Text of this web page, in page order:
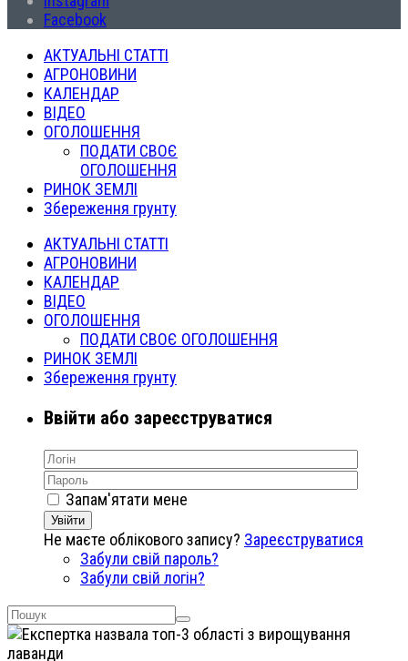
Facebook
АКТУАЛЬНІ СТАТТІ
АГРОНОВИНИ
КАЛЕНДАР
ВІДЕО
ОГОЛОШЕННЯ
ПОДАТИ СВОЄ
ОГОЛОШЕННЯ
РИНОК ЗЕМЛІ
Збереження грунту
АКТУАЛЬНІ СТАТТІ
АГРОНОВИНИ
КАЛЕНДАР
ВІДЕО
ОГОЛОШЕННЯ
ПОДАТИ СВОЄ ОГОЛОШЕННЯ
РИНОК ЗЕМЛІ
Збереження грунту
Ввійти або зареєструватися
Запам'ятати мене
Увійти
Не маєте облікового запису? Зареєструватися
Забули свій пароль?
Забули свій логін?